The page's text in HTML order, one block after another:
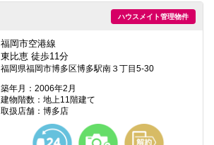
ハウスメイト管理物件
福岡市空港線
東比恵 徒歩11分
福岡県福岡市博多区博多駅南３丁目5-30
築年月：2006年2月
建物階数：地上11階建て
取扱店舗：博多店